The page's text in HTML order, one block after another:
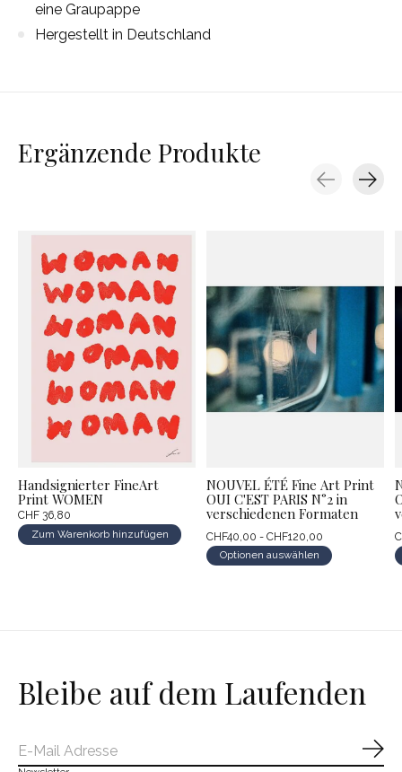
eine Graupappe
Hergestellt in Deutschland
Ergänzende Produkte
Handsignierter FineArt
Print WOMEN
CHF 36,80
Zum Warenkorb hinzufügen
NOUVEL ÉTÉ Fine Art Print
OUI C'EST PARIS N°2 in
verschiedenen Formaten
CHF40,00 - CHF120,00
Optionen auswählen
Bleibe auf dem Laufenden